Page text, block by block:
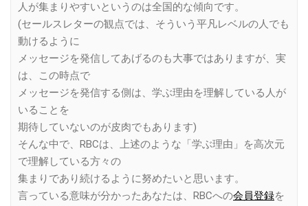
人が集まりやすいというのは全国的な傾向です。
(セールスレターの観点では、そういう平凡レベルの人でも
動けるように
メッセージを発信してあげるのも大事ではありますが、実
は、この時点で
メッセージを発信する側は、学ぶ理由を理解している人が
いることを
期待していないのが皮肉でもあります)
そんな中で、RBCは、上述のような「学ぶ理由」を高次元
で理解している方々の
集まりであり続けるように努めたいと思います。
言っている意味が分かったあなたは、RBCへの会員登録を